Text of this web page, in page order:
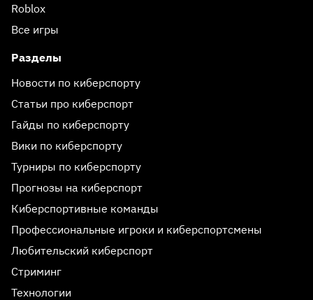
Roblox
Все игры
Разделы
Новости по киберспорту
Статьи про киберспорт
Гайды по киберспорту
Вики по киберспорту
Турниры по киберспорту
Прогнозы на киберспорт
Киберспортивные команды
Профессиональные игроки и киберспортсмены
Любительский киберспорт
Стриминг
Технологии